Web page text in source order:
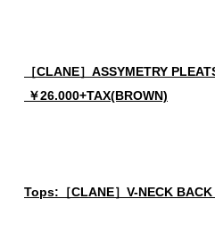
［CLANE］ASSYMETRY
￥26.000+TAX(BROWN)
Tops:［CLANE］V-NECK